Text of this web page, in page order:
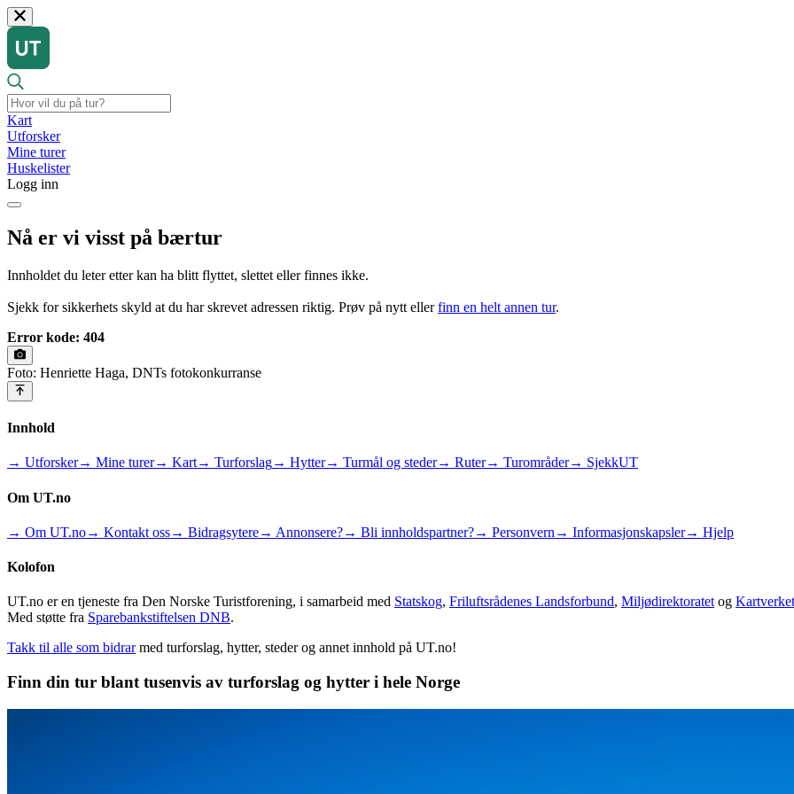
Kart
Utforsker
Mine turer
Huskelister
Logg inn
Nå er vi visst på bærtur
Innholdet du leter etter kan ha blitt flyttet, slettet eller finnes ikke.
Sjekk for sikkerhets skyld at du har skrevet adressen riktig. Prøv på nytt eller finn en helt annen tur.
Error kode: 404
Foto: Henriette Haga, DNTs fotokonkurranse
Innhold
→ Utforsker→ Mine turer→ Kart→ Turforslag→ Hytter→ Turmål og steder→ Ruter→ Turområder→ SjekkUT
Om UT.no
→ Om UT.no→ Kontakt oss→ Bidragsytere→ Annonsere?→ Bli innholdspartner?→ Personvern → Informasjonskapsler→ Hjelp
Kolofon
UT.no er en tjeneste fra Den Norske Turistforening, i samarbeid med Statskog, Friluftsrådenes Landsforbund, Miljødirektoratet og Kartverket
Med støtte fra Sparebankstiftelsen DNB.
Takk til alle som bidrar med turforslag, hytter, steder og annet innhold på UT.no!
Finn din tur blant tusenvis av turforslag og hytter i hele Norge